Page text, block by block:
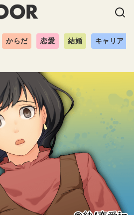
からだ 恋愛 結婚 キャリア